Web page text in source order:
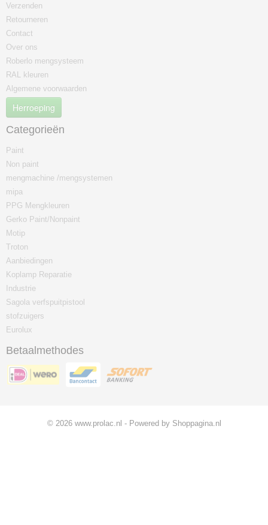
Verzenden
Retourneren
Contact
Over ons
Roberlo mengsysteem
RAL kleuren
Algemene voorwaarden
Herroeping
Categorieën
Paint
Non paint
mengmachine /mengsystemen
mipa
PPG Mengkleuren
Gerko Paint/Nonpaint
Motip
Troton
Aanbiedingen
Koplamp Reparatie
Industrie
Sagola verfspuitpistool
stofzuigers
Eurolux
Betaalmethodes
© 2026 www.prolac.nl - Powered by Shoppagina.nl